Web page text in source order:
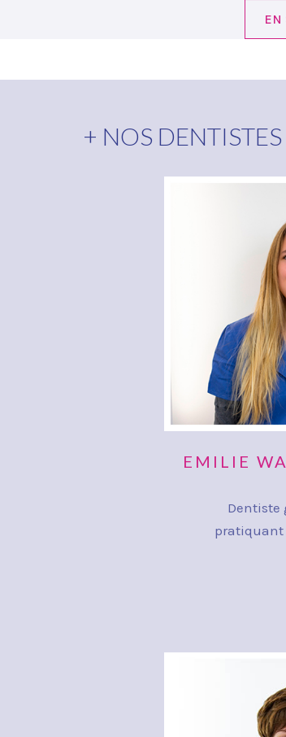
EN
+ NOS
EMILIE
Dentiste
pratiquant